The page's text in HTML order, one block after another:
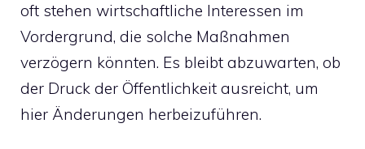
oft stehen wirtschaftliche Interessen im
Vordergrund, die solche Maßnahmen
verzögern könnten. Es bleibt abzuwarten, ob
der Druck der Öffentlichkeit ausreicht, um
hier Änderungen herbeizuführen.